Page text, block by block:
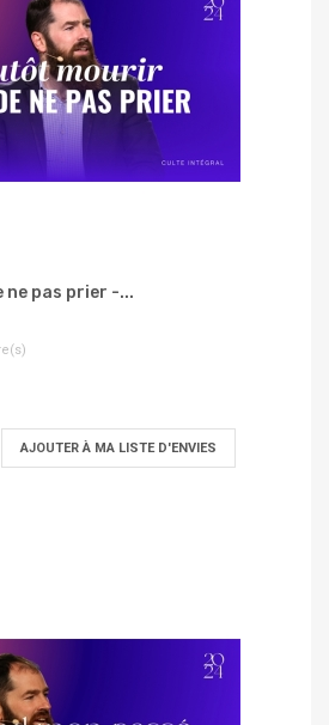
ne pas prier -...
AJOUTER À MA LISTE D'ENVIES